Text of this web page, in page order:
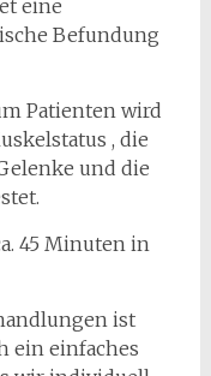
eine
Befundung
Patienten wird
, die
und die
45 Minuten in
ist
ein einfaches